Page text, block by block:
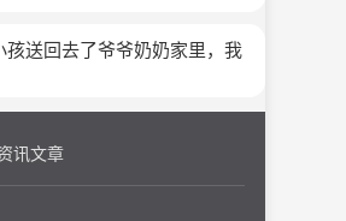
送回去了爷爷奶奶家里，我
讯文章